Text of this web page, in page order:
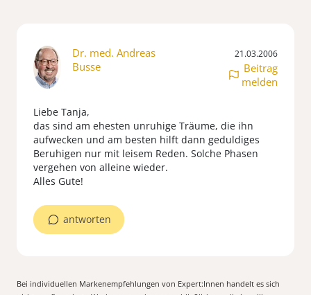
Dr. med. Andreas
Busse
21.03.2006
Beitrag
melden
Liebe Tanja,
das sind am ehesten unruhige Träume, die ihn
aufwecken und am besten hilft dann geduldiges
Beruhigen nur mit leisem Reden. Solche Phasen
vergehen von alleine wieder.
Alles Gute!
antworten
Bei individuellen Markenempfehlungen von Expert:Innen handelt es sich